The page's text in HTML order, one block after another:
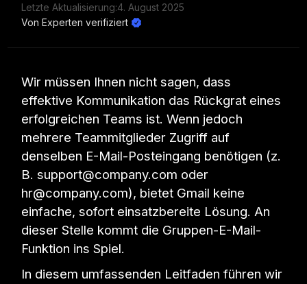
Letzte Aktualisierung:4. August 2025
Von Experten verifiziert
Wir müssen Ihnen nicht sagen, dass
effektive Kommunikation das Rückgrat eines
erfolgreichen Teams ist. Wenn jedoch
mehrere Teammitglieder Zugriff auf
denselben E-Mail-Posteingang benötigen (z.
B. support@company.com oder
hr@company.com), bietet Gmail keine
einfache, sofort einsatzbereite Lösung. An
dieser Stelle kommt die Gruppen-E-Mail-
Funktion ins Spiel.
In diesem umfassenden Leitfaden führen wir